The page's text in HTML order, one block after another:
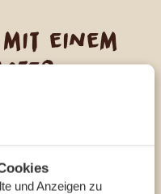
und Anzeigen zu
einem
IHNEN GERN
795